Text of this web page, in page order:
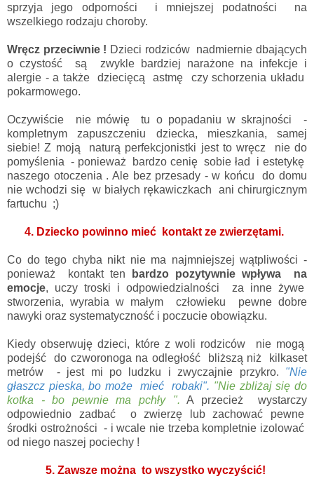
sprzyja jego odporności i mniejszej podatności na
wszelkiego rodzaju choroby.
Wręcz przeciwnie ! Dzieci rodziców nadmiernie dbających
o czystość są zwykle bardziej narażone na infekcje i
alergie - a także dziecięcą astmę czy schorzenia układu
pokarmowego.
Oczywiście nie mówię tu o popadaniu w skrajności -
kompletnym zapuszczeniu dziecka, mieszkania, samej
siebie! Z moją naturą perfekcjonistki jest to wręcz nie do
pomyślenia - ponieważ bardzo cenię sobie ład i estetykę
naszego otoczenia . Ale bez przesady - w końcu do domu
nie wchodzi się w białych rękawiczkach ani chirurgicznym
fartuchu ;)
4. Dziecko powinno mieć kontakt ze zwierzętami.
Co do tego chyba nikt nie ma najmniejszej wątpliwości -
ponieważ kontakt ten
bardzo pozytywnie wpływa na
emocje, uczy troski i odpowiedzialności za inne żywe
stworzenia, wyrabia w małym człowieku pewne dobre
nawyki oraz systematyczność i poczucie obowiązku.
Kiedy obserwuję dzieci, które z woli rodziców nie mogą
podejść do czworonoga na odległość bliższą niż kilkaset
metrów - jest mi po ludzku i zwyczajnie przykro. "Nie
głaszcz pieska, bo może mieć robaki". "Nie zbliżaj się do
kotka - bo pewnie ma pchły ". A przecież wystarczy
odpowiednio zadbać o zwierzę lub zachować pewne
środki ostrożności - i wcale nie trzeba kompletnie izolować
od niego naszej pociechy !
5. Zawsze można to wszystko wyczyścić!